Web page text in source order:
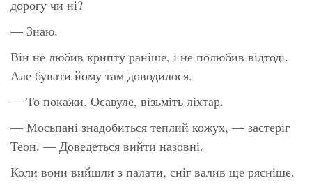
дорогу чи ні?
— Знаю.
Він не любив крипту раніше, і не полюбив відтоді.
Але бувати йому там доводилося.
— То покажи. Осавуле, візьміть ліхтар.
— Мосьпані знадобиться теплий кожух, — застеріг
Теон. — Доведеться вийти назовні.
Коли вони вийшли з палати, сніг валив ще рясніше.